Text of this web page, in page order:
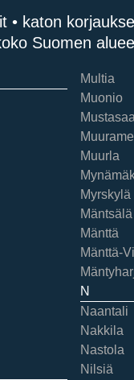
• katon
Suomen
Multia
Muonio
Muurame
Muurla
Myrskylä
Mäntsälä
Mänttä
Mänttä-
N
Naantali
Nakkila
Nastola
Nilsiä